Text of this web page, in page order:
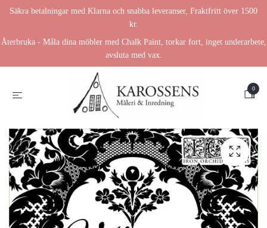
Säkra betalningar med Klarna och snabba leveranser, Fraktfritt över 1500
kr.
Återbruka - Måla dina möbler med Chalk Paint, torkar fort, inget underarbete,
avsluta med vax.
0